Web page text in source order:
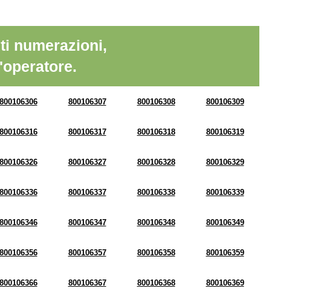
numerazioni,
800106306 800106307 800106308 800106309
800106316 800106317 800106318 800106319
800106326 800106327 800106328 800106329
800106336 800106337 800106338 800106339
800106346 800106347 800106348 800106349
800106356 800106357 800106358 800106359
800106366 800106367 800106368 800106369